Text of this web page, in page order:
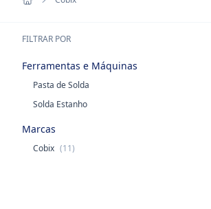
FILTRAR POR
Ferramentas e Máquinas
Pasta de Solda
Solda Estanho
Marcas
Cobix (11)